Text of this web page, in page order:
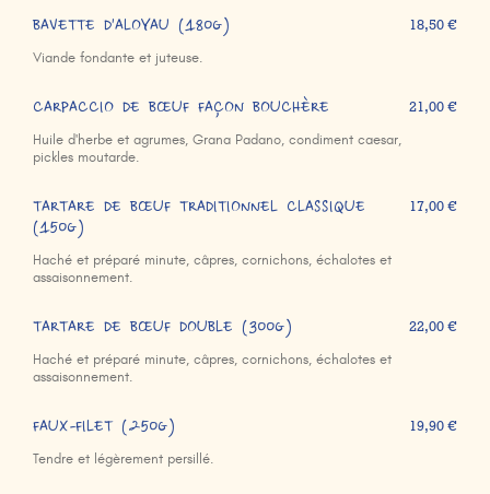
BAVETTE D'ALOYAU (180g)
Viande fondante et juteuse.
18,50 €
CARPACCIO DE BŒUF FAÇON BOUCHÈRE
Huile d'herbe et agrumes, Grana Padano, condiment caesar,
pickles moutarde.
21,00 €
TARTARE DE BŒUF TRADITIONNEL CLASSIQUE
(150g)
Haché et préparé minute, câpres, cornichons, échalotes et
assaisonnement.
17,00 €
TARTARE DE BŒUF DOUBLE (300g)
Haché et préparé minute, câpres, cornichons, échalotes et
assaisonnement.
22,00 €
FAUX-FILET (250g)
Tendre et légèrement persillé.
19,90 €